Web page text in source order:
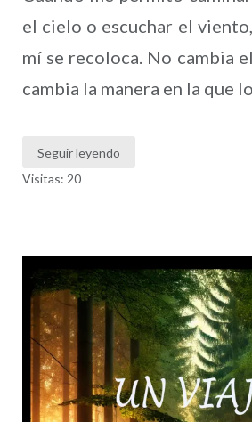
el cielo o escuchar el
mí se recoloca. No cambia
cambia la manera en la que
Seguir leyendo
Visitas: 20